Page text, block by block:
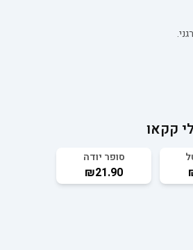
סופר יודה
₪21.90